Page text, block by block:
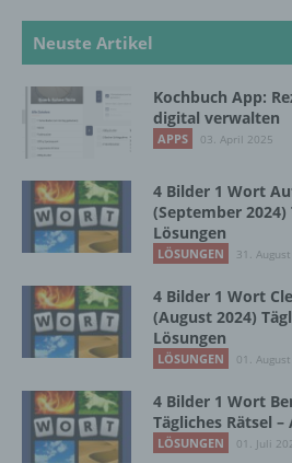
Neuste Artikel
Kochbuch App:
digital verwalten
APPS 03. April 2025
4 Bilder 1 Wort
(September 2024)
Lösungen
LÖSUNGEN 31.
4 Bilder 1 Wort
(August 2024)
Lösungen
LÖSUNGEN 01.
4 Bilder 1 Wort
Tägliches Rätsel
LÖSUNGEN 01. Juli
vorherzusagen.
f) Pseudonymisierung
personenbezogener
auf welche die
ohne Hinzuziehung
Informationen nicht mehr
können, sofern diese
Informationen gesondert
und technischen und
Maßnahmen unterliegen,
einer identifizierten oder
natürlichen Person